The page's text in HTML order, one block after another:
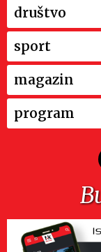
društvo
sport
magazin
program